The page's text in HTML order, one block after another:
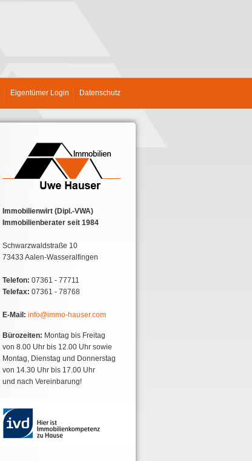
Eigentümer Login Datenschutz
Immobilienwirt (Dipl.-VWA)
Immobilienberater seit 1984
Schwarzwaldstraße 10
73433 Aalen-Wasseralfingen
Telefon: 07361 - 77711
Telefax: 07361 - 78768
E-Mail: info@immo-hauser.com
Bürozeiten: Montag bis Freitag
von 8.00 Uhr bis 12.00 Uhr sowie
Montag, Dienstag und Donnerstag
von 14.30 Uhr bis 17.00 Uhr
und nach Vereinbarung!